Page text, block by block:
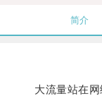
简介
大流量站在网